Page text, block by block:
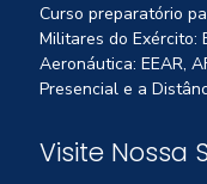
Curso preparatório
Militares do Exército:
Aeronáutica: EEAR,
Presencial e a
Visite Nossa